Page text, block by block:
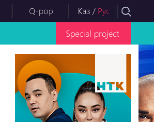
Каз / Рус
Q-pop
Special project